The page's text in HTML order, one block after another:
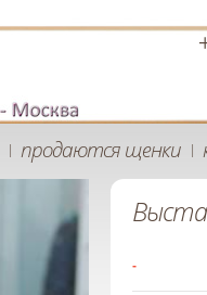
| продаются щенки |
-